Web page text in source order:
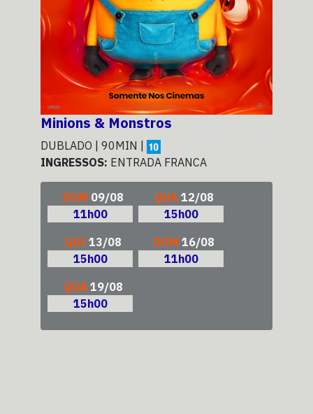
Minions & Monstros
DUBLADO | 90MIN |
INGRESSOS: ENTRADA FRANCA
DOM 09/08
11h00
QUA 12/08
15h00
QUI 13/08
15h00
DOM 16/08
11h00
QUA 19/08
15h00